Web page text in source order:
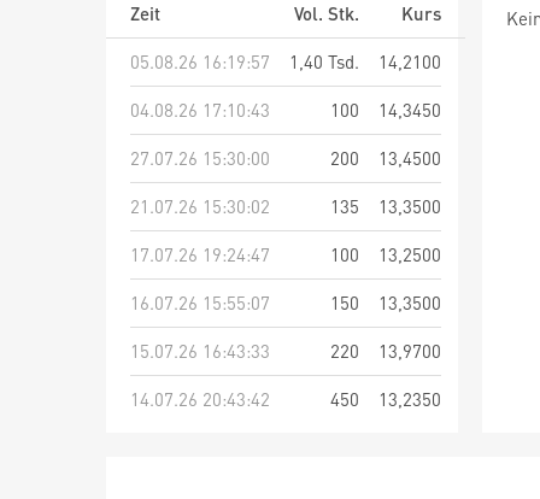
Zeit Vol. Stk.
Kurs
05.08.26 16:19:57
1,40 Tsd.
14,2100
04.08.26 17:10:43
100
14,3450
27.07.26 15:30:00
200
13,4500
21.07.26 15:30:02
135
13,3500
17.07.26 19:24:47
100
13,2500
16.07.26 15:55:07
150
13,3500
15.07.26 16:43:33
220
13,9700
14.07.26 20:43:42
450 13,2350